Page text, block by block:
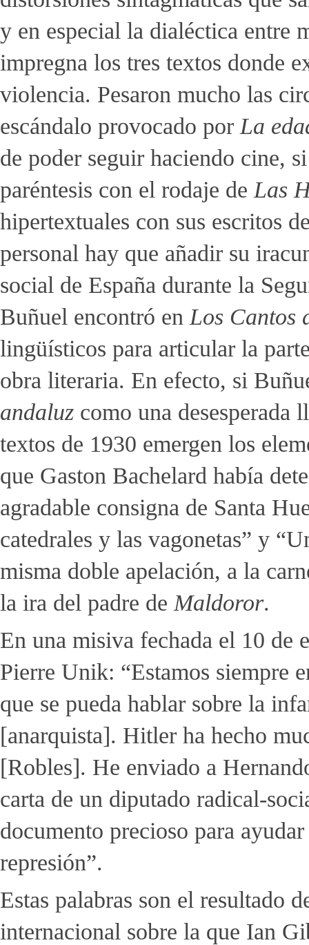
y en especial la dialéctica entre
impregna los tres textos donde
violencia. Pesaron mucho las
escándalo provocado por La
de poder seguir haciendo cine,
paréntesis con el rodaje de Las
hipertextuales con sus escritos
personal hay que añadir su
social de España durante la
Buñuel encontró en Los Cantos
lingüísticos para articular la
obra literaria. En efecto, si
andaluz como una desesperada
textos de 1930 emergen los
que Gaston Bachelard había
agradable consigna de Santa
catedrales y las vagonetas” y
misma doble apelación, a la
la ira del padre de Maldoror.
En una misiva fechada el 10 de
Pierre Unik: “Estamos siempre
que se pueda hablar sobre la
[anarquista]. Hitler ha hecho
[Robles]. He enviado a
carta de un diputado radical-
documento precioso para
represión”.
Estas palabras son el resultado
internacional sobre la que Ian